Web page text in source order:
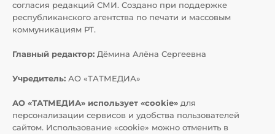
согласия редакций СМИ. Создано при поддержке
республиканского агентства по печати и массовым
коммуникациям РТ.
Главный редактор: Дёмина Алёна Сергеевна
Учредитель: АО «ТАТМЕДИА»
АО «ТАТМЕДИА» использует «cookie» для
персонализации сервисов и удобства пользователей
сайтом. Использование «cookie» можно отменить в